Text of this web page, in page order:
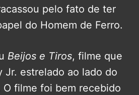
pelo fato de ter
do Homem de Ferro.
Beijos e Tiros, filme que
Jr. estrelado ao lado do
O filme foi bem recebido